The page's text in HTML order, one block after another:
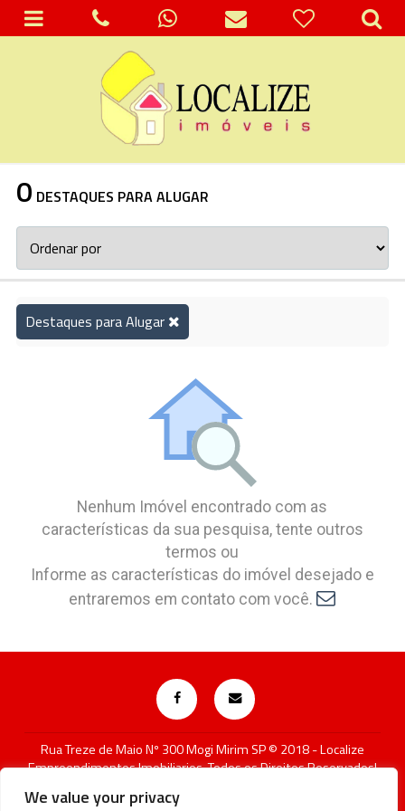
We value your privacy
0 DESTAQUES PARA ALUGAR
Destaques para Alugar
Nenhum Imóvel encontrado com as
características da sua pesquisa, tente outros
termos ou
Informe as características do imóvel desejado e
entraremos em contato com você.
Rua Treze de Maio Nº 300 Mogi Mirim SP © 2018 - Localize
Empreendimentos Imobiliarios, Todos os Direitos Reservados!
sujeitos a alteração sem aviso prévio.